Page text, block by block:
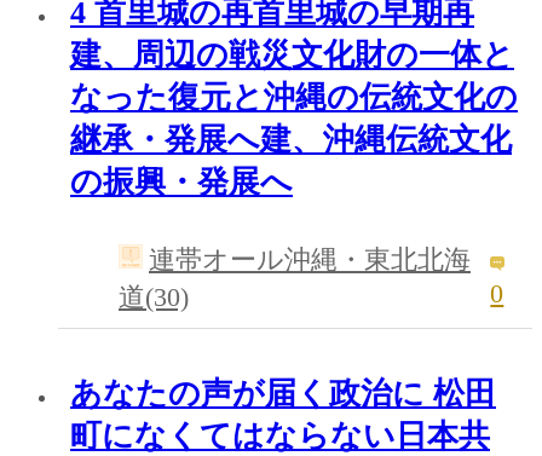
4 首里城の再首里城の早期再
建、周辺の戦災文化財の一体と
なった復元と沖縄の伝統文化の
継承・発展へ建、沖縄伝統文化
の振興・発展へ
連帯オール沖縄・東北北海
道(30)
0
あなたの声が届く政治に 松田
町になくてはならない日本共